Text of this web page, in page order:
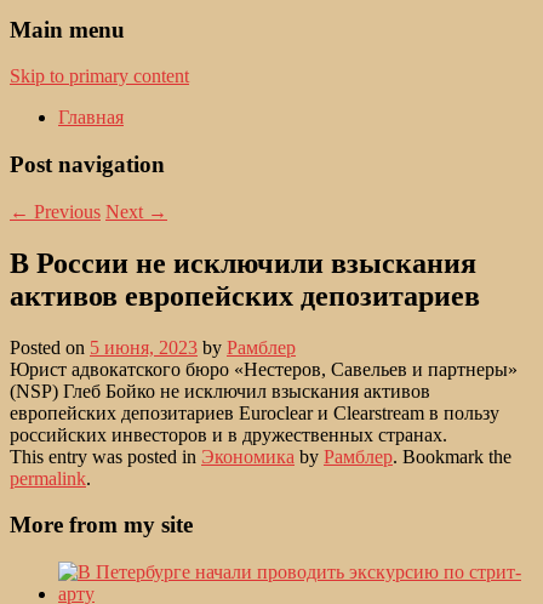
Main menu
Skip to primary content
Главная
Post navigation
← Previous Next →
В России не исключили взыскания
активов европейских депозитариев
Posted on 5 июня, 2023 by Рамблер
Юрист адвокатского бюро «Нестеров, Савельев и партнеры»
(NSP) Глеб Бойко не исключил взыскания активов
европейских депозитариев Euroclear и Clearstream в пользу
российских инвесторов и в дружественных странах.
This entry was posted in Экономика by Рамблер. Bookmark the
permalink.
More from my site